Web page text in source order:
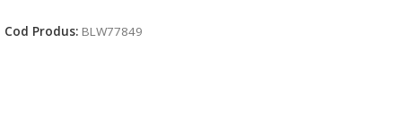
Cod Produs: BLW77849